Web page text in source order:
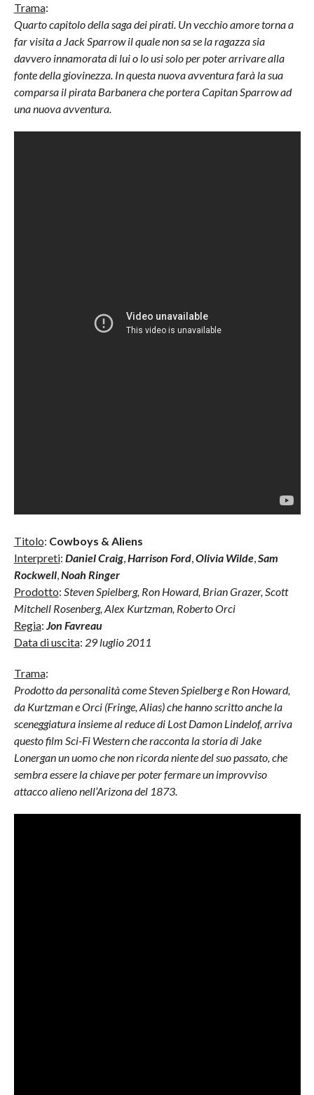
Trama:
Quarto capitolo della saga dei pirati. Un vecchio amore torna a
far visita a Jack Sparrow il quale non sa se la ragazza sia
davvero innamorata di lui o lo usi solo per poter arrivare alla
fonte della giovinezza. In questa nuova avventura farà la sua
comparsa il pirata Barbanera che portera Capitan Sparrow ad
una nuova avventura.
Titolo: Cowboys & Aliens
Interpreti: Daniel Craig,Harrison Ford,Olivia Wilde,Sam
Rockwell,Noah Ringer
Prodotto: Steven Spielberg, Ron Howard, Brian Grazer, Scott
Mitchell Rosenberg, Alex Kurtzman, Roberto Orci
Regia: Jon Favreau
Data di uscita: 29 luglio 2011
Trama:
Prodotto da personalità come Steven Spielberg e Ron Howard,
da Kurtzman e Orci (Fringe, Alias) che hanno scritto anche la
sceneggiatura insieme al reduce di Lost Damon Lindelof, arriva
questo film Sci-Fi Western che racconta la storia di Jake
Lonergan un uomo che non ricorda niente del suo passato, che
sembra essere la chiave per poter fermare un improvviso
attacco alieno nell’Arizona del 1873.